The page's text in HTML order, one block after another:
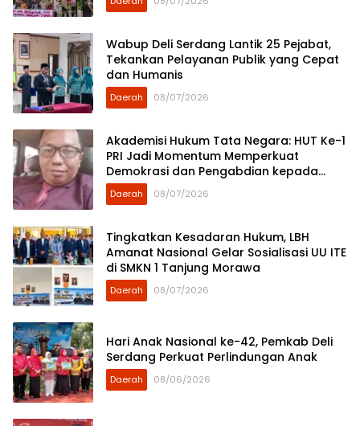
Wabup Deli Serdang Lantik 25 Pejabat,
Tekankan Pelayanan Publik yang Cepat
dan Humanis
Daerah 08/07/2026
Akademisi Hukum Tata Negara: HUT Ke-1
PRI Jadi Momentum Memperkuat
Demokrasi dan Pengabdian kepada
Rakyat
Daerah 08/07/2026
Tingkatkan Kesadaran Hukum, LBH
Amanat Nasional Gelar Sosialisasi UU ITE
di SMKN 1 Tanjung Morawa
Daerah 08/07/2026
Hari Anak Nasional ke-42, Pemkab Deli
Serdang Perkuat Perlindungan Anak
Daerah 08/06/2026